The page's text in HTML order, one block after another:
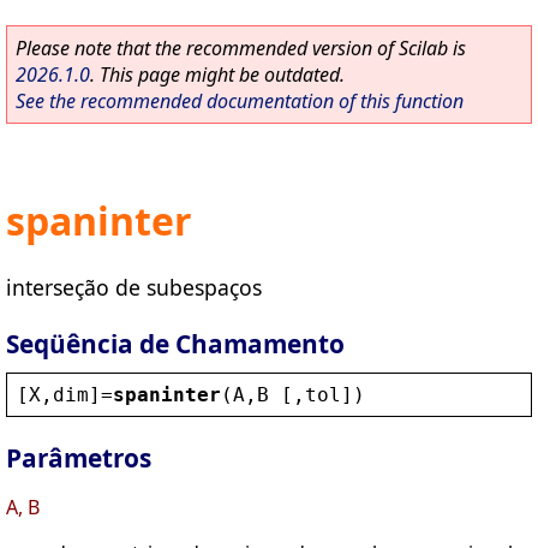
Please note that the recommended version of Scilab is
2026.1.0. This page might be outdated.
See the recommended documentation of this function
spaninter
interseção de subespaços
Seqüência de Chamamento
[ X , dim]=spaninter (A , B [, tol ])
Parâmetros
A, B